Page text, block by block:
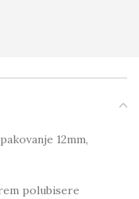
12mm,
polubisere